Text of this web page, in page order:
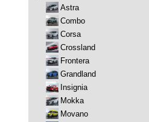
Astra
Combo
Corsa
Crossland
Frontera
Grandland
Insignia
Mokka
Movano